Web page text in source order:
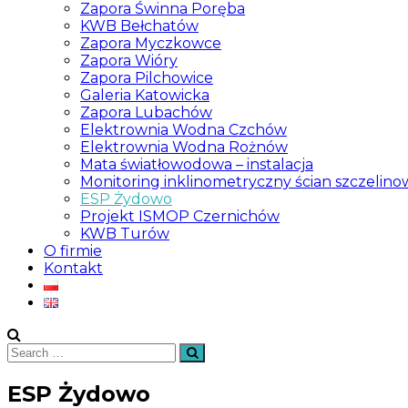
Zapora Świnna Poręba
KWB Bełchatów
Zapora Myczkowce
Zapora Wióry
Zapora Pilchowice
Galeria Katowicka
Zapora Lubachów
Elektrownia Wodna Czchów
Elektrownia Wodna Rożnów
Mata światłowodowa – instalacja
Monitoring inklinometryczny ścian
ESP Żydowo
Projekt ISMOP Czernichów
KWB Turów
O firmie
Kontakt
Search
for:
Search
ESP Żydowo